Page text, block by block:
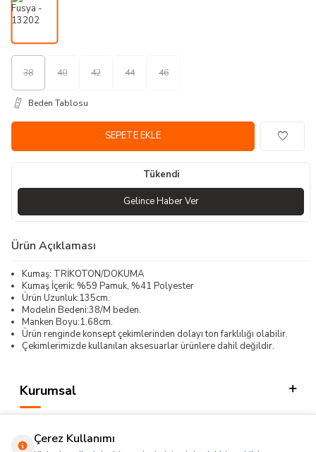
38 40 42 44 46
Beden Tablosu
SEPETE EKLE
Tükendi
Gelince Haber Ver
Ürün Açıklaması
Kumaş: TRİKOTON/DOKUMA
Kumaş İçerik: %59 Pamuk, %41 Polyester
Ürün Uzunluk:135cm.
Modelin Bedeni:38/M beden.
Manken Boyu:1.68cm.
Ürün renginde konsept çekimlerinden dolayı ton farklılığı olabilir.
Çekimlerimizde kullanılan aksesuarlar ürünlere dahil değildir.
Kurumsal
Çerez Kullanımı